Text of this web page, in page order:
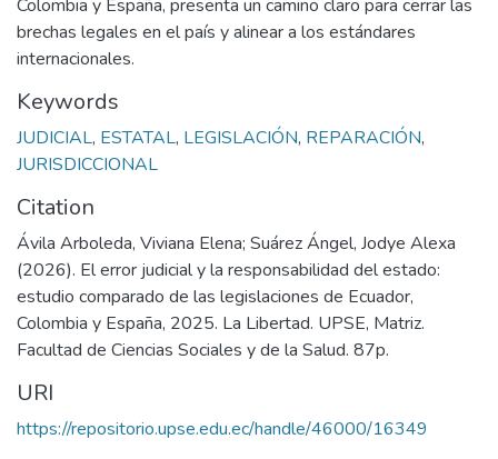
Colombia y España, presenta un camino claro para cerrar las
brechas legales en el país y alinear a los estándares
internacionales.
Keywords
JUDICIAL, ESTATAL, LEGISLACIÓN, REPARACIÓN,
JURISDICCIONAL
Citation
Ávila Arboleda, Viviana Elena; Suárez Ángel, Jodye Alexa
(2026). El error judicial y la responsabilidad del estado:
estudio comparado de las legislaciones de Ecuador,
Colombia y España, 2025. La Libertad. UPSE, Matriz.
Facultad de Ciencias Sociales y de la Salud. 87p.
URI
https://repositorio.upse.edu.ec/handle/46000/16349